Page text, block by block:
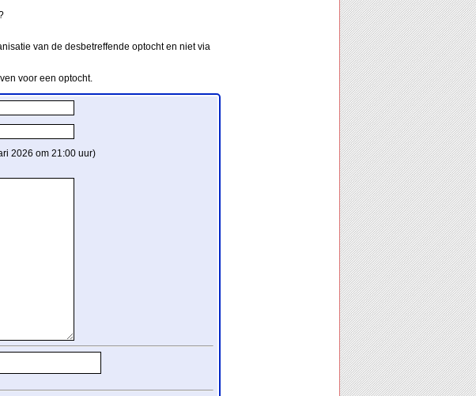
van de desbetreffende optocht en niet via
voor een optocht.
2026 om 21:00 uur)